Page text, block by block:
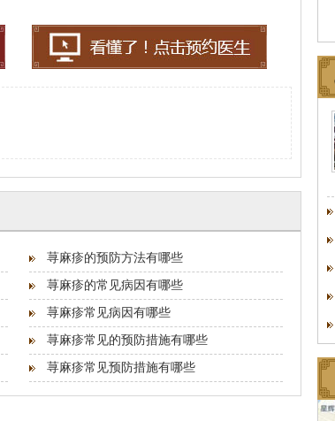
荨麻疹的预防方法有哪些
荨麻疹的常见病因有哪些
荨麻疹常见病因有哪些
荨麻疹常见的预防措施有哪些
荨麻疹常见预防措施有哪些